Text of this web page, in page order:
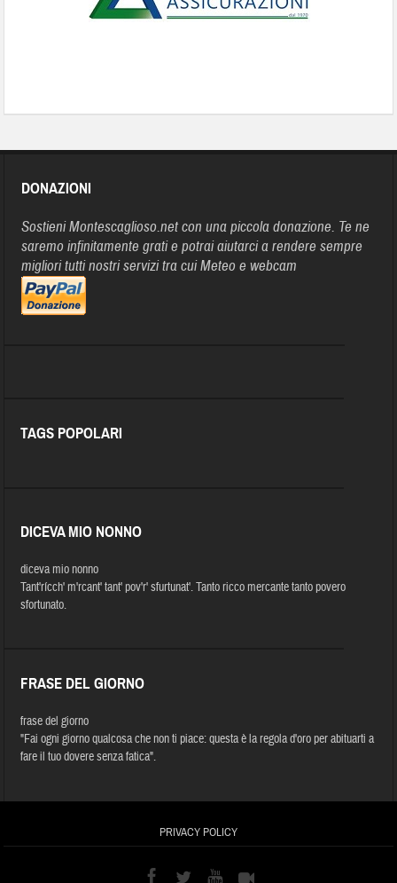
DONAZIONI
Sostieni Montescaglioso.net con una piccola donazione. Te ne
saremo infinitamente grati e potrai aiutarci a rendere sempre
migliori tutti nostri servizi tra cui Meteo e webcam
TAGS POPOLARI
DICEVA MIO NONNO
diceva mio nonno
Tant'rícch' m'rcant' tant' pov'r' sfurtunat'. Tanto ricco mercante tanto povero
sfortunato.
FRASE DEL GIORNO
frase del giorno
"Fai ogni giorno qualcosa che non ti piace: questa è la regola d'oro per abituarti a
fare il tuo dovere senza fatica".
PRIVACY POLICY